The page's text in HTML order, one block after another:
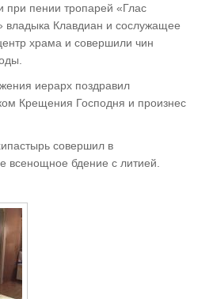
при пении тропарей «Глас
владыка Клавдиан и сослужащее
храма и совершили чин
иерарх поздравил
Крещения Господня и произнес
совершил в
всенощное бдение с литией.